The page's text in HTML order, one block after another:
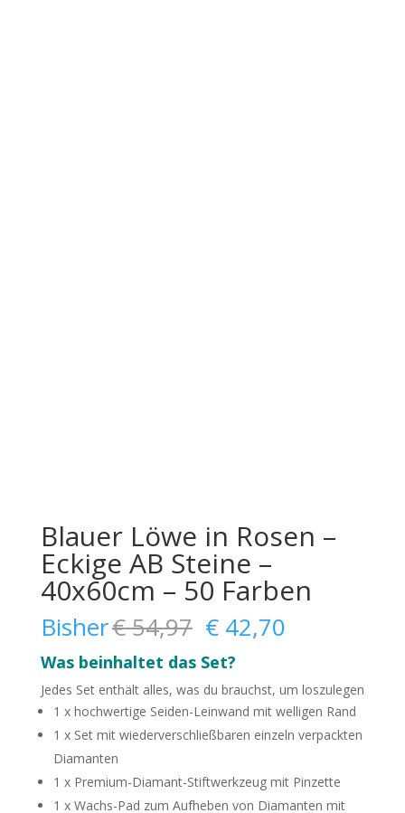
Blauer Löwe in Rosen –
Eckige AB Steine –
40x60cm – 50 Farben
Bisher€54,97 Ursprünglicher
Preis
war:
€ 54,97
€42,70Aktueller
€ 42,70.
Was beinhaltet das Set?
Jedes Set enthält alles, was du brauchst, um loszulegen
1 x hochwertige Seiden-Leinwand mit welligen Rand
1 x Set mit wiederverschließbaren einzeln verpackten
Diamanten
1 x Premium-Diamant-Stiftwerkzeug mit Pinzette
1 x Wachs-Pad zum Aufheben von Diamanten mit